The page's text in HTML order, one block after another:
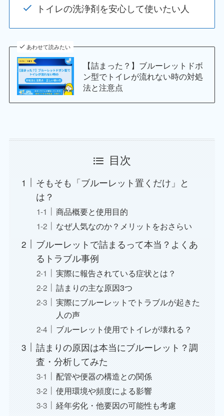
トイレの洗浄剤を安心して使いたい人
あわせて読みたい
【詰まった？】ブルーレットドボ
ン型でトイレが流れない時の対処
法と注意点
目次
そもそも「ブルーレット置くだけ」と
は？
商品概要と使用目的
なぜ人気なのか？メリットをおさらい
ブルーレットで詰まるって本当？よくあ
るトラブル事例
実際に報告されている症状とは？
詰まりの主な原因3つ
実際にブルーレットでトラブルが起きた
人の声
ブルーレット使用でトイレが壊れる？
詰まりの原因は本当にブルーレット？調
査・分析してみた
配管や便器の構造との関係
使用環境や頻度による影響
経年劣化・他要因の可能性も考慮